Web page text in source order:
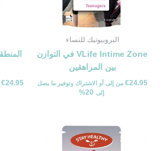
البروبيوتيك للنساء
VLife Intime Zone في التوازن
بين المراهقين
€24.95 من إلى
أو الاشتراك وتوفير ⁦ما يصل
20%
€24.95